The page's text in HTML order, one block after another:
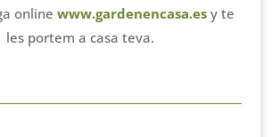
online www.gardenencasa.esy te
les portem a casa teva.